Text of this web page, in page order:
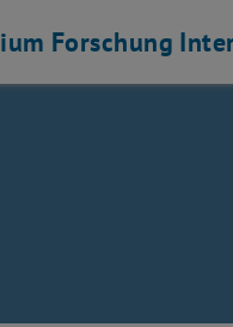
Forschung